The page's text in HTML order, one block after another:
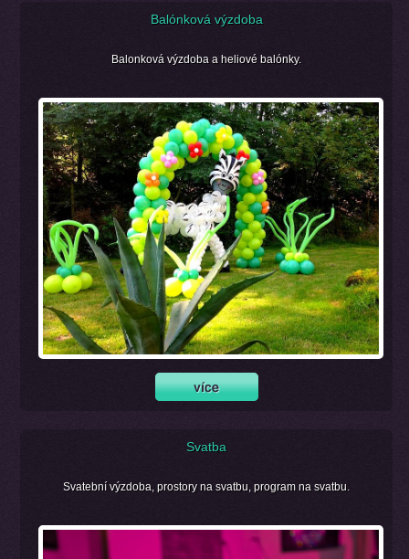
Balónková výzdoba
Balonková výzdoba a heliové balónky.
Svatba
Svatební výzdoba, prostory na svatbu, program na svatbu.